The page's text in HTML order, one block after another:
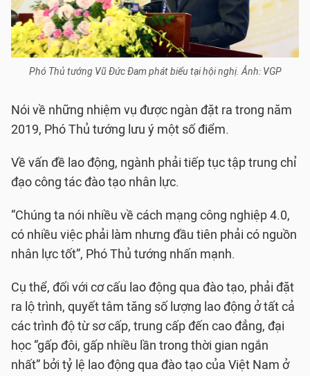
Phó Thủ tướng Vũ Đức Đam phát biểu tại hội nghị. Ảnh: VGP
Nói về những nhiệm vụ được ngàn đặt ra trong năm
2019, Phó Thủ tướng lưu ý một số điểm.
Về vấn đề lao động, ngành phải tiếp tục tập trung chỉ
đạo công tác đào tạo nhân lực.
“Chúng ta nói nhiều về cách mạng công nghiệp 4.0,
có nhiều việc phải làm nhưng đầu tiên phải có nguồn
nhân lực tốt”, Phó Thủ tướng nhấn mạnh.
Cụ thể, đối với cơ cấu lao động qua đào tạo, phải đặt
ra lộ trình, quyết tâm tăng số lượng lao động ở tất cả
các trình độ từ sơ cấp, trung cấp đến cao đẳng, đại
học “gấp đôi, gấp nhiều lần trong thời gian ngắn
nhất” bởi tỷ lệ lao động qua đào tạo của Việt Nam ở